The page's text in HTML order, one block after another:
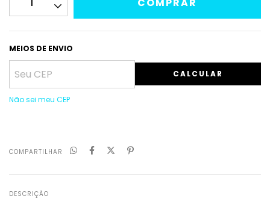
MEIOS DE ENVIO
CALCULAR
Não sei meu CEP
COMPARTILHAR
DESCRIÇÃO